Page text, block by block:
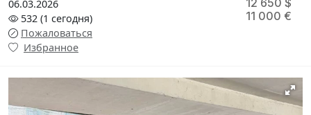
06.03.2026
532 (1 сегодня)
Пожаловаться
Избранное
12 650 $
11 000 €